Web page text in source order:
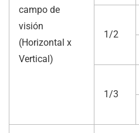
campo de
visión
(Horizontal x
Vertical)
1/2
1/3